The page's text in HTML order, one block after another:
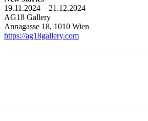
19.11.2024 – 21.12.2024
AG18 Gallery
Annagasse 18, 1010 Wien
https://ag18gallery.com